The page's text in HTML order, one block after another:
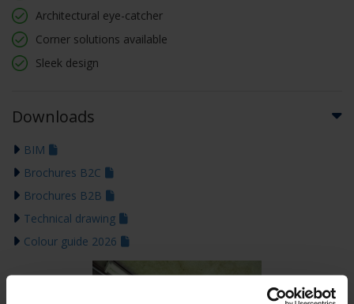
Architectural eye-catcher
Corner solutions available
Sleek design
Downloads
BIM
Brochures B2C
Brochures B2B
Technical drawing
Colour guide 2026